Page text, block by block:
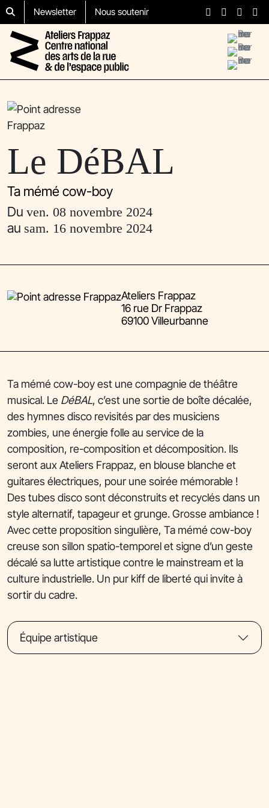
Aller au contenu
Skip to footer Nous soutenir
Newsletter
Le DéBAL
Ta mémé cow-boy
Du ven. 08 novembre 2024
au sam. 16 novembre 2024
Ateliers Frappaz
16 rue Dr Frappaz
69100 Villeurbanne
Ta mémé cow-boy est une compagnie de théâtre
musical. Le DéBAL, c’est une sortie de boîte décalée,
des hymnes disco revisités par des musiciens
zombies, une énergie folle au service de la
composition, re-composition et décomposition. Ils
seront aux Ateliers Frappaz, en blouse blanche et
guitares électriques, pour une soirée mémorable !
Des tubes disco sont déconstruits et recyclés dans un
style alternatif, tapageur et grunge. Grosse ambiance !
Avec cette proposition singulière, Ta mémé cow-boy
creuse son sillon spatio-temporel et signe d’un geste
décalé sa lutte artistique contre le mainstream et la
culture industrielle. Un pur kiff de liberté qui invite à
sortir du cadre.
Équipe artistique